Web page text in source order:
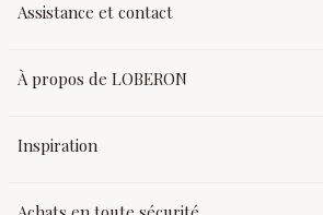
Assistance et contact
À propos de LOBERON
Inspiration